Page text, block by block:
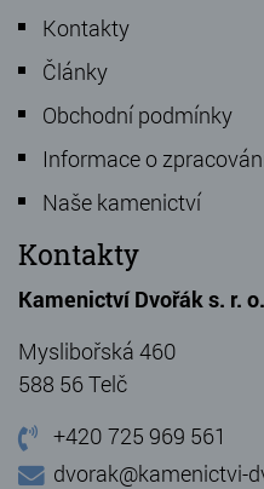
Kontakty
Články
Obchodní podmínky
Informace o
Naše kamenictví
Kontakty
Kamenictví Dvořák s. r. o.
Myslibořská 460
588 56 Telč
+420 725 969 561
dvorak@kamenictvi-